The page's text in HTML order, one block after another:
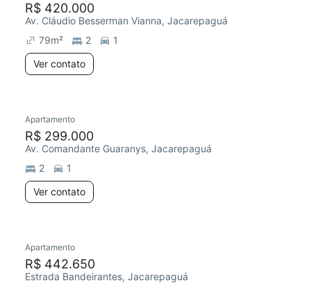
R$ 420.000
Av. Cláudio Besserman Vianna, Jacarepaguá
79m² 2
1
Ver contato
Redecorar
Apartamento
R$ 299.000
Av. Comandante Guaranys, Jacarepaguá
2
1
Ver contato
Apartamento
R$ 442.650
Estrada Bandeirantes, Jacarepaguá